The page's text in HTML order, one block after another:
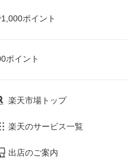
ポイント
ポイント
楽天市場トップ
楽天のサービス一覧
出店のご案内